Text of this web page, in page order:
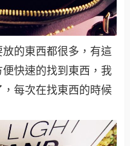
的東西都很多，有這
快速的找到東西，我
每次在找東西的時候